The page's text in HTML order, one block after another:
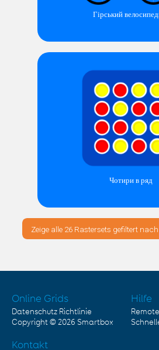
Гірський
Чотири в ряд
Zeige alle 26 Rastersets gefiltert
Online Grids
Datenschutz Richtlinie
Copyright © 2026 Smartbox
Hilfe
Kontakt